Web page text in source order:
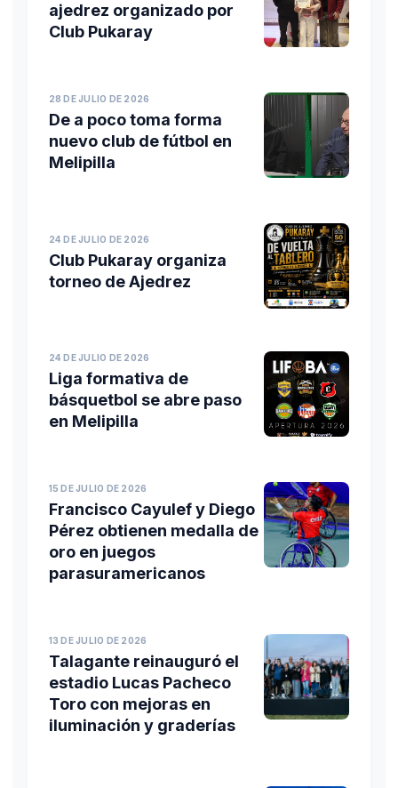
ajedrez organizado por
Club Pukaray
28 DE JULIO DE 2026
De a poco toma forma
nuevo club de fútbol en
Melipilla
24 DE JULIO DE 2026
Club Pukaray organiza
torneo de Ajedrez
24 DE JULIO DE 2026
Liga formativa de
básquetbol se abre paso
en Melipilla
15 DE JULIO DE 2026
Francisco Cayulef y Diego
Pérez obtienen medalla de
oro en juegos
parasuramericanos
13 DE JULIO DE 2026
Talagante reinauguró el
estadio Lucas Pacheco
Toro con mejoras en
iluminación y graderías